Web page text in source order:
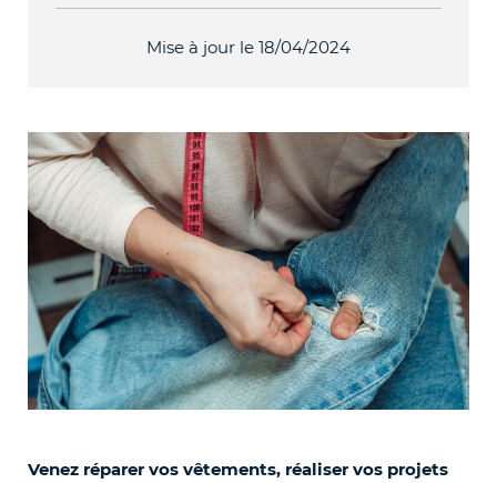
Mise à jour le 18/04/2024
Venez réparer vos vêtements, réaliser vos projets